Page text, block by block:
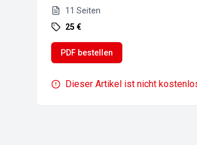
11 Seiten
25 €
PDF bestellen
Dieser Artikel ist nicht